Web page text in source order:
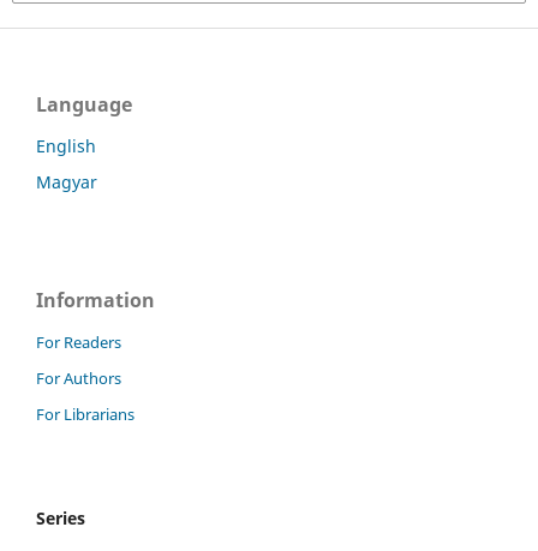
Language
English
Magyar
Information
For Readers
For Authors
For Librarians
Series